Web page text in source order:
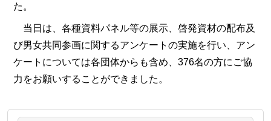
た。
当日は、各種資料パネル等の展示、啓発資材の配布及
び男女共同参画に関するアンケートの実施を行い、アン
ケートについては各団体からも含め、376名の方にご協
力をお願いすることができました。